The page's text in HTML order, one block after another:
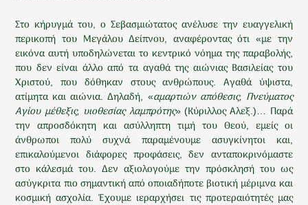
Στο κήρυγμά του, ο Σεβασμιώτατος ανέλυσε την ευαγγελική
περικοπή του Μεγάλου Δείπνου, αναφέροντας ότι «με την
εικόνα αυτή υποδηλώνεται το κεντρικό νόημα της παραβολής,
που δεν είναι άλλο από τα αγαθά της αιώνιας Βασιλείας του
Χριστού, που δόθηκαν στους ανθρώπους. Αγαθά ύψιστα,
ατίμητα και αιώνια. Δηλαδή, «αμαρτιών απόθεσις, Πνεύματος
Αγίου μέθεξις, υιοθεσίας λαμπρότης» (Κύριλλος Αλεξ.)… Παρά
την απροσδόκητη και ασύλληπτη τιμή του Θεού, εμείς οι
άνθρωποι πολύ συχνά παραμένουμε ασυγκίνητοι και,
επικαλούμενοι διάφορες προφάσεις, δεν ανταποκρινόμαστε
στο κάλεσμά του. Δεν αξιολογούμε την πρόσκλησή του ως
ασύγκριτα πιο σημαντική από οποιαδήποτε βιοτική μέριμνα και
κοσμική ασχολία. Έχουμε ιεραρχήσει τις προτεραιότητές μας